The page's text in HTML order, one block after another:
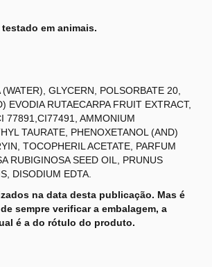
em animais.
(WATER), GLYCERN, POLSORBATE 20,
EVODIA RUTAECARPA FRUIT EXTRACT,
77891,CI77491, AMMONIUM
TAURATE, PHENOXETANOL (AND)
TOCOPHERIL ACETATE, PARFUM
RUBIGINOSA SEED OIL, PRUNUS
DISODIUM EDTA.
na data desta publicação. Mas é
sempre verificar a embalagem, a
é a do rótulo do produto.